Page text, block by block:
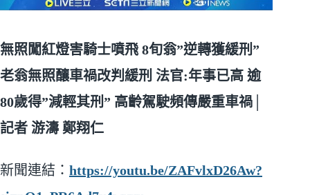
無照闖紅燈害騎士噴飛 8旬翁”逆轉獲緩刑”
老翁無照釀車禍改判緩刑 法官:年事已高 逾
80歲得”減輕其刑” 高齡駕駛頻傳嚴重車禍│
記者 游濤 鄭翔仁
新聞連結： https://youtu.be/ZAFvlxD26Aw?